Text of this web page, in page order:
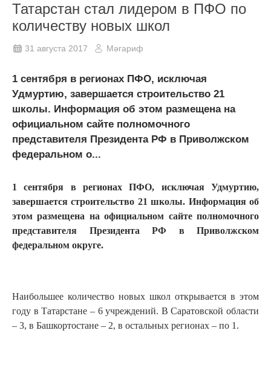
Татарстан стал лидером в ПФО по
количеству новых школ
31 августа 2017 Мәгариф
1 сентября в регионах ПФО, исключая
Удмуртию, завершается строительство 21
школы. Информация об этом размещена на
официальном сайте полномочного
представителя Президента РФ в Приволжском
федеральном о...
1 сентября в регионах ПФО, исключая Удмуртию,
завершается строительство 21 школы. Информация об
этом размещена на официальном сайте полномочного
представителя Президента РФ в Приволжском
федеральном округе.
Наибольшее количество новых школ открывается в этом
году в Татарстане – 6 учреждений. В Саратовской области
– 3, в Башкортостане – 2, в остальных регионах – по 1.